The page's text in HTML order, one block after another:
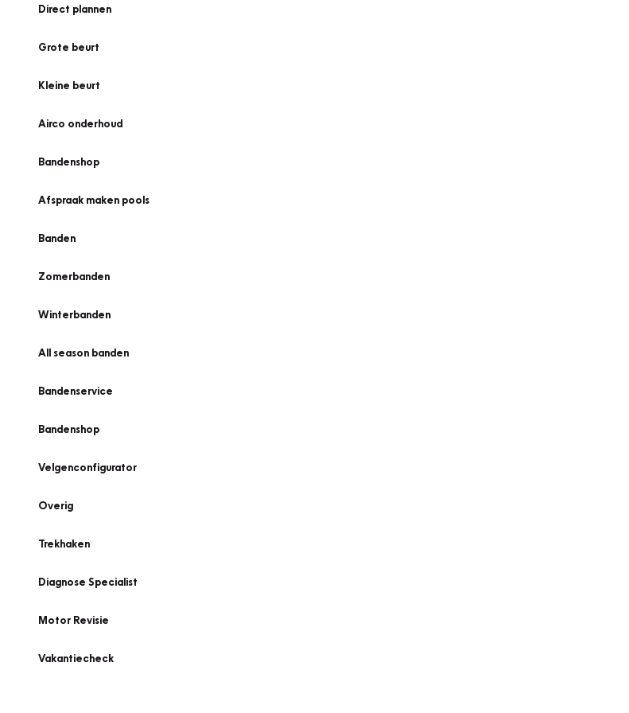
Direct plannen
Grote beurt
Kleine beurt
Airco onderhoud
Bandenshop
Afspraak maken pools
Banden
Zomerbanden
Winterbanden
All season banden
Bandenservice
Bandenshop
Velgenconfigurator
Overig
Trekhaken
Diagnose Specialist
Motor Revisie
Vakantiecheck